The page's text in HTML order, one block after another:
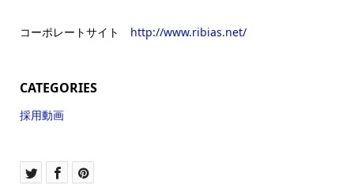
コーポレートサイト http://www.ribias.net/
CATEGORIES
採用動画